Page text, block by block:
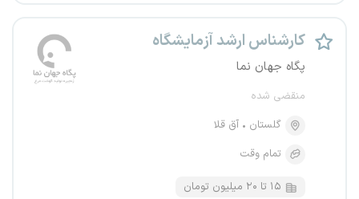
کارشناس ارشد آزمایشگاه
پگاه جهان نما
منقضی شده
گلستان
آق قلا
تمام وقت
۱۵ تا ۲۰ میلیون تومان